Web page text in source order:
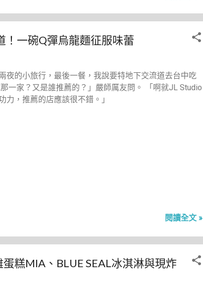
！一碗Q彈烏龍麵征服味蕾
夜的小旅行，最後一餐，我說要特地下交流道去台中吃
一家？又是誰推薦的？」嚴師厲友問。 「啊就JL Studio
力，推薦的店應該很不錯。」
閱讀全文 »
糕MIA、BLUE SEAL冰淇淋與現炸